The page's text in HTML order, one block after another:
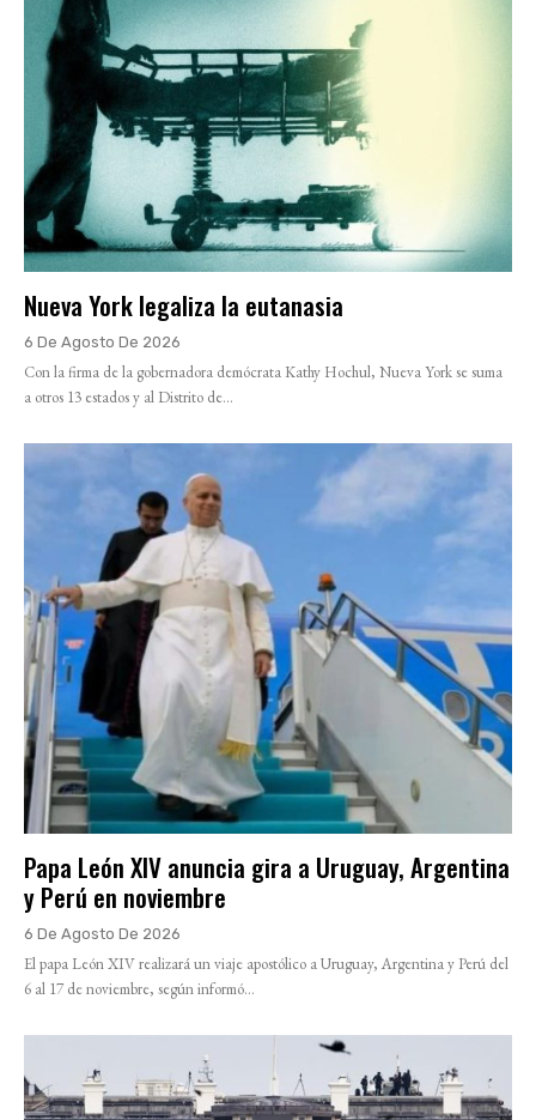
Nueva York legaliza la eutanasia
6 De Agosto De 2026
Con la firma de la gobernadora demócrata Kathy Hochul, Nueva York se suma
a otros 13 estados y al Distrito de...
Papa León XIV anuncia gira a Uruguay, Argentina
y Perú en noviembre
6 De Agosto De 2026
El papa León XIV realizará un viaje apostólico a Uruguay, Argentina y Perú del
6 al 17 de noviembre, según informó...